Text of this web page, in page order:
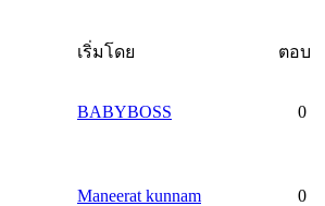
เริ่มโดย ตอบ
BABYBOSS 0
Maneerat kunnam 0